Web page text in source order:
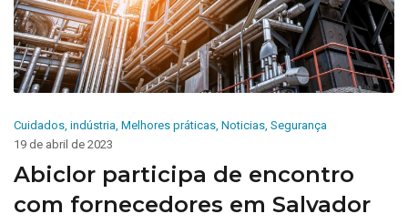
Cuidados, indústria, Melhores práticas, Noticias, Segurança
19 de abril de 2023
Abiclor participa de encontro
com fornecedores em Salvador